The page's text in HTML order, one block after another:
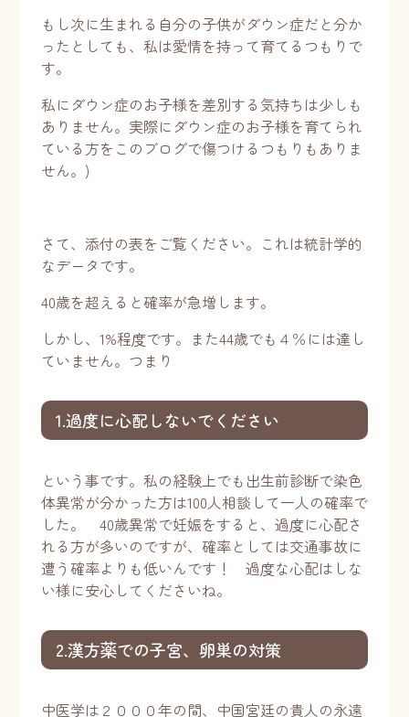
もし次に生まれる自分の子供がダウン症だと分か
ったとしても、私は愛情を持って育てるつもりで
す。
私にダウン症のお子様を差別する気持ちは少しも
ありません。実際にダウン症のお子様を育てられ
ている方をこのブログで傷つけるつもりもありま
せん。)
さて、添付の表をご覧ください。これは統計学的
なデータです。
40歳を超えると確率が急増します。
しかし、1%程度です。また44歳でも４％には達し
ていません。つまり
1.過度に心配しないでください
という事です。私の経験上でも出生前診断で染色
体異常が分かった方は100人相談して一人の確率で
した。 40歳異常で妊娠をすると、過度に心配さ
れる方が多いのですが、確率としては交通事故に
遭う確率よりも低いんです！ 過度な心配はしな
い様に安心してくださいね。
2.漢方薬での子宮、卵巣の対策
中医学は２０００年の間、中国宮廷の貴人の永遠